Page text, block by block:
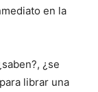
en la
¿se
librar una